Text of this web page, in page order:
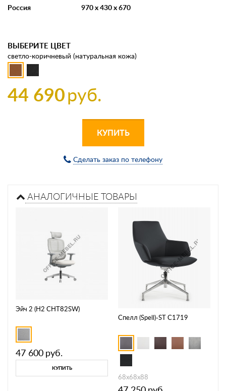
Россия 970 x 430 x 670
ВЫБЕРИТЕ ЦВЕТ
светло-коричневый (натуральная кожа)
44 690руб.
КУПИТЬ
Сделать заказ по телефону
АНАЛОГИЧНЫЕ ТОВАРЫ
Эйч 2 (H2 CHT82SW)
47 600 руб.
КУПИТЬ
Спелл (Spell)-ST С1719
68х68х88